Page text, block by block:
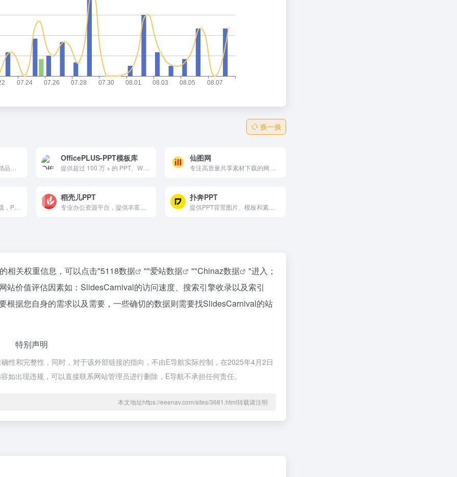
换一换
OfficePLUS-PPT模板库
提供超过 100 万 + 的 PPT、Word 和 Excel 模板，以及 30000 + 的关系图和图表模板，支持 AI 智能辅助和个性化定制，适合学生、职场人士和创意工作者使用。
仙图网
提供各类PPT模板免费下载，PPT背景图，PPT素材，PPT背景，免费PPT模板下载，PPT图表，精美PPT下载，PPT课件下载，PPT背景图片免费下载
稻壳儿PPT 扑奔PPT
相关权重信息，可以点击"5118数据 ""爱站数据 ""Chinaz数据
"进入；
价值评估因素如：SlidesCarnival的访问速度、搜索引擎收录以及索引
根据您自身的需求以及需要，一些确切的数据则需要找SlidesCarnival的站
特别声明
性和完整性，同时，对于该外部链接的指向，不由E导航实际控制，在2025年4月2日
出现违规，可以直接联系网站管理员进行删除，E导航不承担任何责任。
本文地址https://eeenav.com/sites/3681.html转载请注明